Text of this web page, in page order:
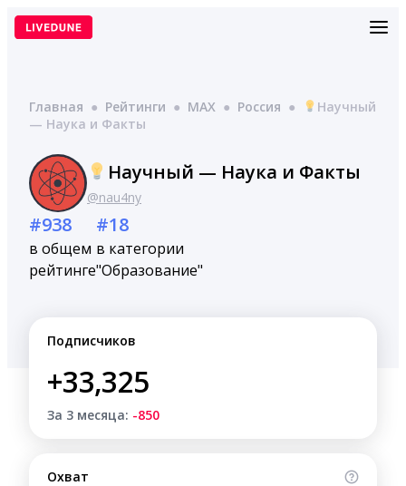
Перейти
Главная ● Рейтинги ● MAX ● Россия ●
Научный
— Наука и Факты
Научный — Наука и Факты
@nau4ny
#938
в общем
рейтинге
#18
в категории
"Образование"
Подписчиков
+33,325
За 3 месяца: -850
Охват